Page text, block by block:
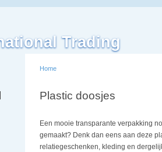
Trading
Home
Plastic doosjes
Een mooie transparante verpakking
gemaakt? Denk dan eens aan deze
relatiegeschenken, kleding en